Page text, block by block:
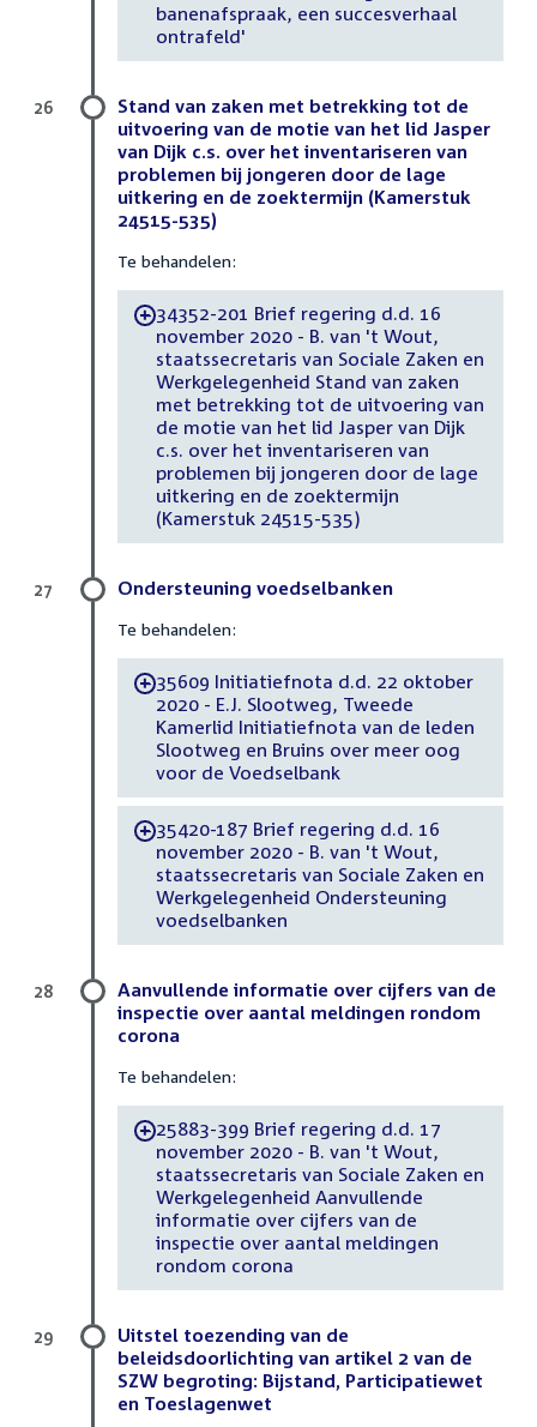
banenafspraak, een succesverhaal
ontrafeld'
Stand van zaken met betrekking tot de
uitvoering van de motie van het lid Jasper
van Dijk c.s. over het inventariseren van
problemen bij jongeren door de lage
uitkering en de zoektermijn (Kamerstuk
24515-535)
Te behandelen:
-34352-201 Brief regering d.d. 16
november 2020 - B. van 't Wout,
staatssecretaris van Sociale Zaken en
Werkgelegenheid Stand van zaken
met betrekking tot de uitvoering van
de motie van het lid Jasper van Dijk
c.s. over het inventariseren van
problemen bij jongeren door de lage
uitkering en de zoektermijn
(Kamerstuk 24515-535)
26
Ondersteuning voedselbanken
Te behandelen:
-35609 Initiatiefnota d.d. 22 oktober
2020 - E.J. Slootweg, Tweede
Kamerlid Initiatiefnota van de leden
Slootweg en Bruins over meer oog
voor de Voedselbank
-35420-187 Brief regering d.d. 16
november 2020 - B. van 't Wout,
staatssecretaris van Sociale Zaken en
Werkgelegenheid Ondersteuning
voedselbanken
27
Aanvullende informatie over cijfers van de
inspectie over aantal meldingen rondom
corona
Te behandelen:
-25883-399 Brief regering d.d. 17
november 2020 - B. van 't Wout,
staatssecretaris van Sociale Zaken en
Werkgelegenheid Aanvullende
informatie over cijfers van de
inspectie over aantal meldingen
rondom corona
28
Uitstel toezending van de
beleidsdoorlichting van artikel 2 van de
SZW begroting: Bijstand, Participatiewet
en Toeslagenwet
29